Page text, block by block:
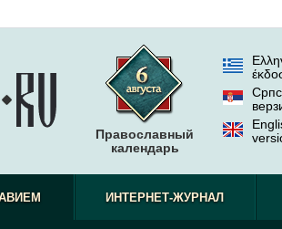
Православный
календарь
ИНТЕРНЕТ-ЖУРНАЛ